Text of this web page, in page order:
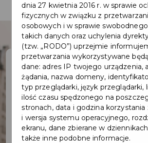
Oferta
Chcesz wypromować swoją
miłośników Gdańska?
Dotrzyj do nowych odbiorców,
dnia 27 kwietnia 2016 r. w sprawie
fizycznych w związku z
osobowych i w sprawie
takich danych oraz uchylenia
(tzw. „RODO”) uprzejmie
przetwarzania wykorzystywane
dane: adres IP twojego urządzenia,
żądania, nazwa domeny,
typ przeglądarki, język przeglądarki,
ilość czasu spędzonego na
stronach, data i godzina korzystania
i wersja systemu operacyjnego,
ekranu, dane zbierane w
także inne podobne informacje.